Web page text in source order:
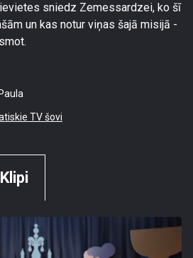
sniedz Zemessardzei, ko šī
un kas notur viņas šajā misijā -
TV šovi
Klipi